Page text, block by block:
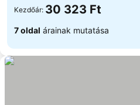
Kezdőár: 30 323 Ft
7 oldal árainak mutatása